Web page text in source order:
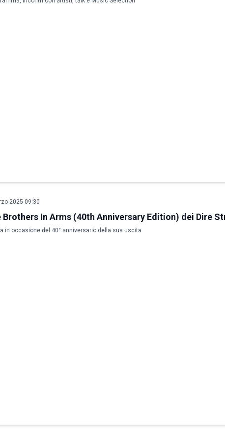
2025 09:30
Brothers In Arms (40th Anniversary Edition) dei Dire
in occasione del 40° anniversario della sua uscita